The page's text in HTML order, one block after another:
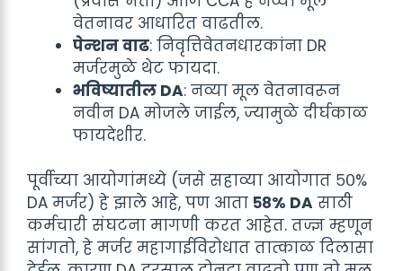
वेतनावर आधारित वाढतील.
पेन्शन वाढ: निवृत्तिवेतनधारकांना DR
मर्जरमुळे थेट फायदा.
भविष्यातील DA: नव्या मूल वेतनावरून
नवीन DA मोजले जाईल, ज्यामुळे दीर्घकाळ
फायदेशीर.
पूर्वीच्या आयोगांमध्ये (जसे सहाव्या आयोगात ५०%
DA मर्जर) हे झाले आहे, पण आता ५८% DA साठी
कर्मचारी संघटना मागणी करत आहेत. तज्ज्ञ म्हणून
सांगतो, हे मर्जर महागाईविरोधात तात्काळ दिलासा